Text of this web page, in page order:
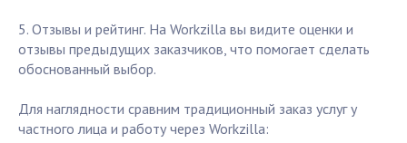
5. Отзывы и рейтинг. На Workzilla вы видите оценки и
отзывы предыдущих заказчиков, что помогает сделать
обоснованный выбор.
Для наглядности сравним традиционный заказ услуг у
частного лицa и работу через Workzilla: